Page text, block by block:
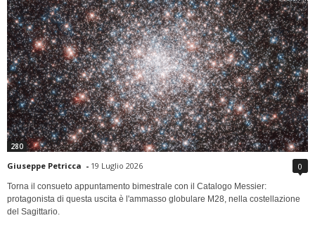
280
Giuseppe Petricca - 19 Luglio 2026 0
Torna il consueto appuntamento bimestrale con il Catalogo Messier:
protagonista di questa uscita è l'ammasso globulare M28, nella costellazione
del Sagittario.